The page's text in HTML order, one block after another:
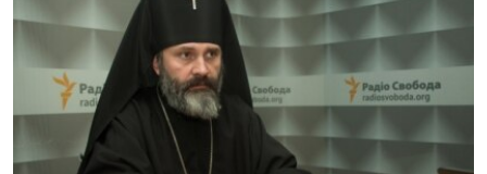
СПЕЦПРОЕКТИ
ДЕПОРТАЦІЯ
ВІДЕОУРОКИ «ELIFBE»
СВІДЧЕННЯ ОКУПАЦІЇ
ЯК ОБІЙТИ БЛОКУВАННЯ
Qırımtatar